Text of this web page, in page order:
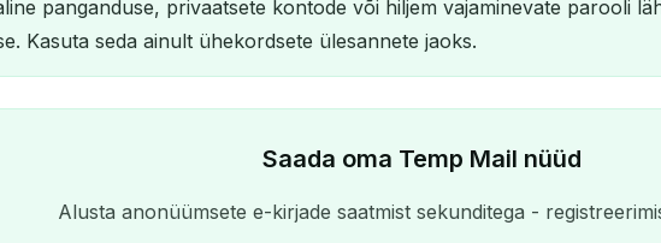
panganduse, privaatsete kontode või hiljem vajaminevate parooli
Kasuta seda ainult ühekordsete ülesannete jaoks.
Saada oma Temp Mail nüüd
Alusta anonüümsete e-kirjade saatmist sekunditega -